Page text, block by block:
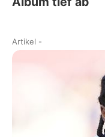
Artikel -